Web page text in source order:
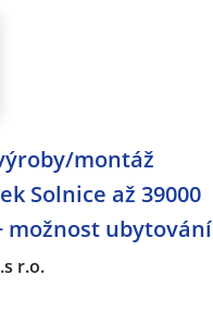
montáž
Solnice až 39000
možnost ubytování
r.o.